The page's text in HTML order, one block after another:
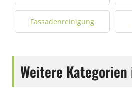
Fassadenreinigung
Weitere